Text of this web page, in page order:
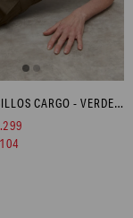
MONO BOLSILLOS CARGO - VERDE OLIVA